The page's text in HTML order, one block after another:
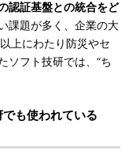
認証基盤との統合をど
課題が多く、企業の大
上にわたり防災やセ
ソフト技研では、“ち
も使われている